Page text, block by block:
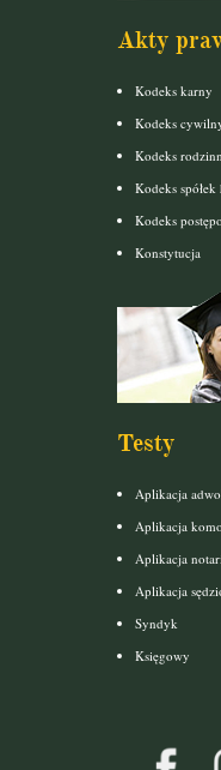
Akty
Kodeks karny
Kodeks
Kodeks
Kodeks
Kodeks
Konstytucja
Testy
Aplikacja
Aplikacja
Aplikacja
Aplikacja
Syndyk
Księgowy